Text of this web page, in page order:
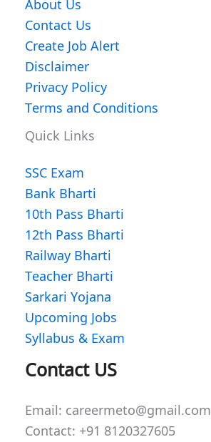
About Us
Contact Us
Create Job Alert
Disclaimer
Privacy Policy
Terms and Conditions
Quick Links
SSC Exam
Bank Bharti
10th Pass Bharti
12th Pass Bharti
Railway Bharti
Teacher Bharti
Sarkari Yojana
Upcoming Jobs
Syllabus & Exam
Contact US
Email: careermeto@gmail.com
Contact: +91 8120327605
WhatsApp